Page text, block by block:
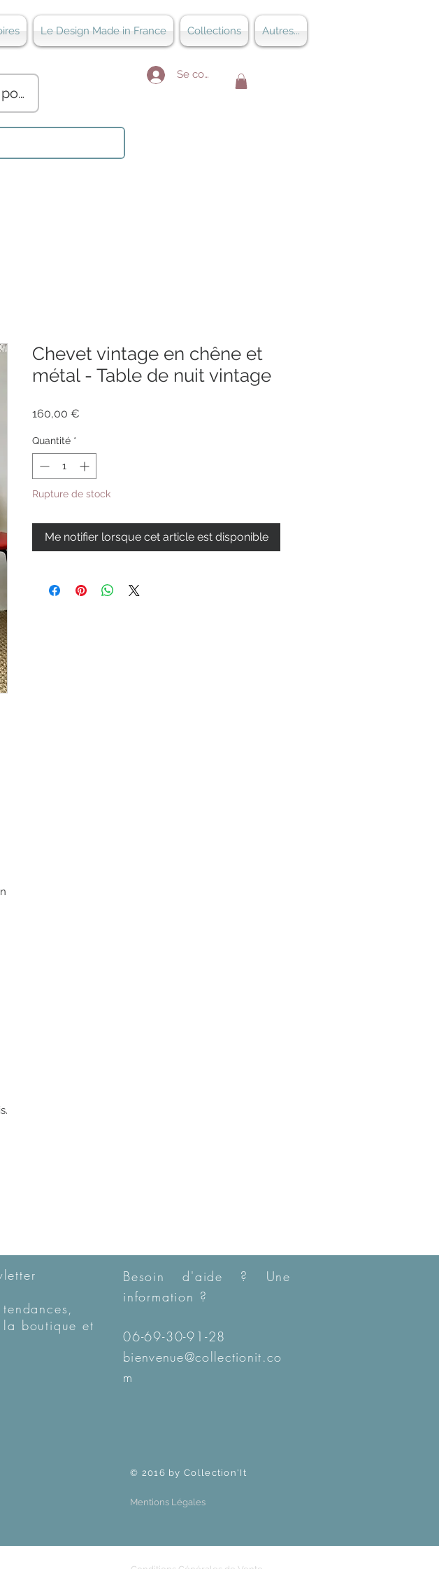
Le Design Made in France Collections Autres...
Voir les points
Se connecter
Chevet vintage en chêne et
métal - Table de nuit vintage
160,00 €
Quantité *
Rupture de stock
Me notifier lorsque cet article est disponible
la boutique et
Besoin d'aide ? Une
information ?
06-69-30-91-28
bienvenue@collectionit.co
m
© 2016 by Collection'It
Mentions Légales